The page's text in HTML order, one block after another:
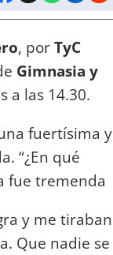
, porTyC
Gimnasia y
a las 14.30.
fuertísima y
“¿En qué
fue tremenda
y me tiraban
Que nadie se